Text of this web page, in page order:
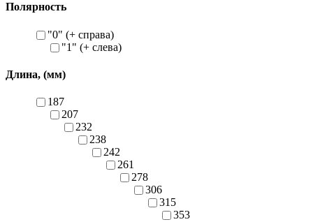
Полярность
"0" (+ справа)
"1" (+ слева)
Длина, (мм)
187
207
232
238
242
261
278
306
315
353